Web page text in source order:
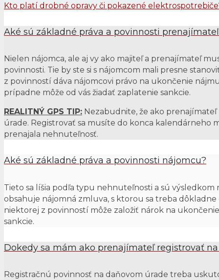
Kto platí drobné opravy či pokazené
Aké sú základné práva a povinnosti
Nielen nájomca, ale aj vy ako majiteľ a prenajímateľ
povinnosti. Tie by ste si s nájomcom mali presne
z povinností dáva nájomcovi právo na ukončenie
prípadne môže od vás žiadať zaplatenie sankcie.
REALITNÝ GPS TIP: Nezabudnite, že ako
úrade. Registrovať sa musíte do konca kalendárneho
prenajala nehnuteľnosť.
Aké sú základné práva a povinnosti nájomcu?
Tieto sa líšia podľa typu nehnuteľnosti a sú
obsahuje nájomná zmluva, s ktorou sa treba
niektorej z povinností môže založiť nárok na
sankcie.
Dokedy sa mám ako prenajímateľ registrovať
Registračnú povinnosť na daňovom úrade treba